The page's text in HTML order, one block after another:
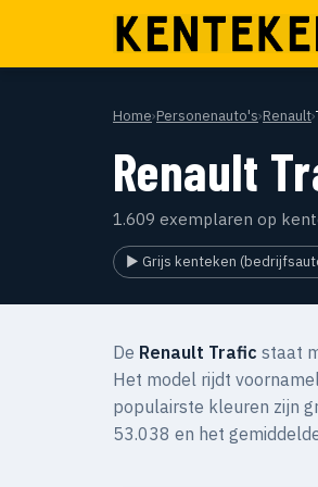
Home›Personenauto's›Renault›
Renault
1.609 exemplaren op
▶ Grijs kenteken
De Renault Trafic staat
Het model rijdt
populairste kleuren zijn
53.038 en het